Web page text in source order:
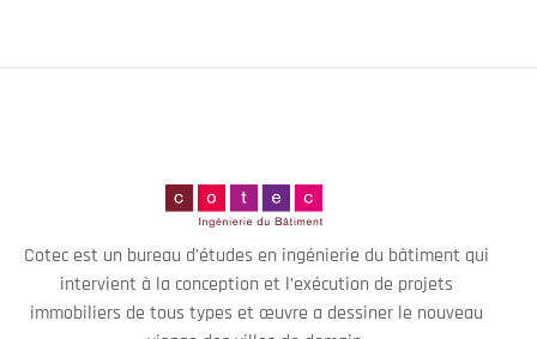
Cotec est un bureau d'études en ingénierie du bâtiment qui
intervient à la conception et l’exécution de projets
immobiliers de tous types et œuvre a dessiner le nouveau